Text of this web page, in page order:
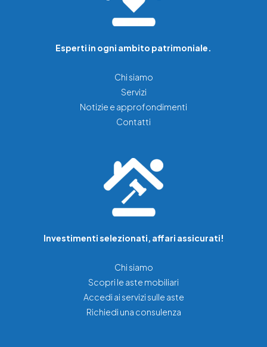
Esperti in ogni ambito patrimoniale.
Chi siamo
Servizi
Notizie e approfondimenti
Contatti
Investimenti selezionati, affari assicurati!
Chi siamo
Scopri le aste mobiliari
Accedi ai servizi sulle aste
Richiedi una consulenza